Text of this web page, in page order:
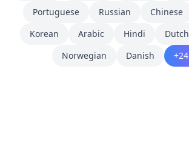
Portuguese Russian Chinese
Korean
Arabic Hindi Dutch
Norwegian
Danish